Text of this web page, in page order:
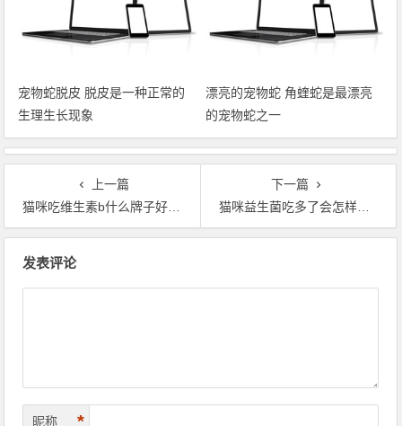
宠物蛇脱皮 脱皮是一种正常的
生理生长现象
漂亮的宠物蛇 角蝰蛇是最漂亮
的宠物蛇之一
上一篇
猫咪吃维生素b什么牌子好，谷登复合维生素片补充多种维生素营养
下一篇
猫咪益生菌吃多了会怎样，谷登猫用六种菌用量严格把控
发表评论
昵称 *